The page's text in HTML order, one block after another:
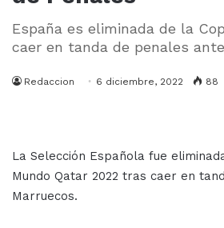
España es eliminada de la
caer en tanda de penales
Redaccion 6 diciembre, 2022 88
La Selección Española fue
Mundo Qatar 2022 tras caer en
Marruecos.